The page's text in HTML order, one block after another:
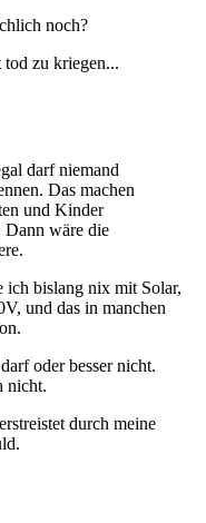
noch?
tod zu kriegen...
darf niemand
Das machen
und Kinder
Dann wäre die
ich bislang nix mit Solar,
und das in manchen
oder besser nicht.
nicht.
durch meine